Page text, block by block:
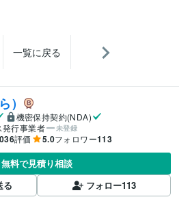
一覧に戻る
）
機密保持契約(NDA)
発行事業者
未登録
評価 5.0フォロワー113
無料で見積り相談
る
フォロー113